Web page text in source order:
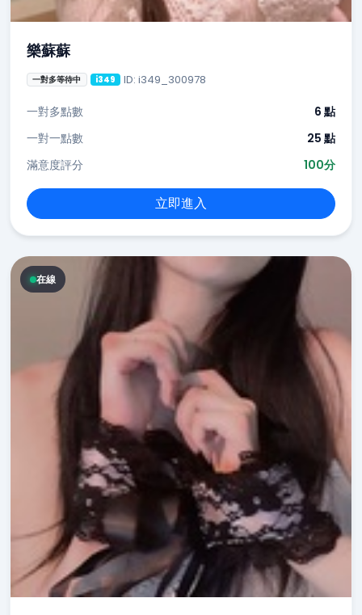
樂蘇蘇
一對多等待中 i349 ID: i349_300978
一對多點數
6 點
一對一點數
25 點
滿意度評分
100分
立即進入
在線